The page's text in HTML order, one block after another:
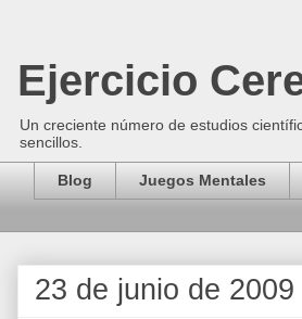
Ejercicio
Un creciente número de estudios
sencillos.
Blog Juegos Mentales
23 de junio de 2009